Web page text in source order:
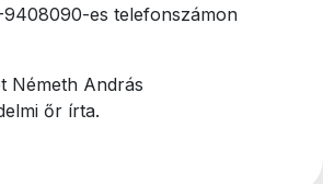
es telefonszámon
Németh András
őr írta.